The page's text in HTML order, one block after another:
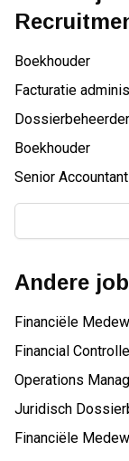
Boekhouder
Facturatie
Dossierbeheerder
Boekhouder
Senior Accountant
Andere
Financiële
Financial
Operations
Juridisch
Financiële